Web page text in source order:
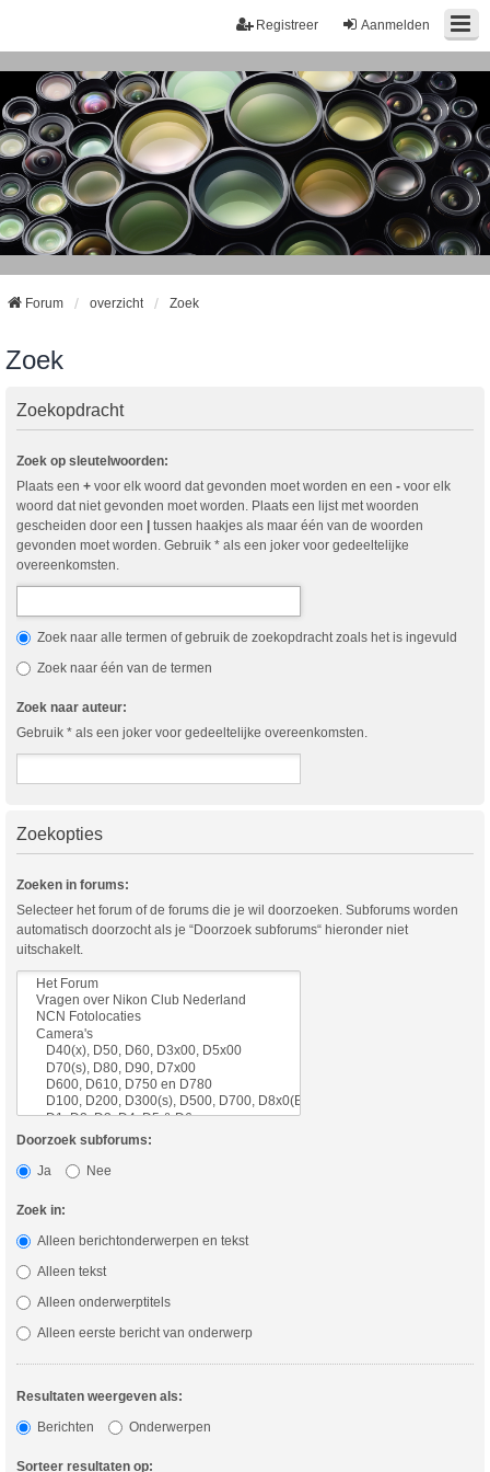
Aanmelden
Registreer
Forum overzicht Zoek
Zoek
Zoekopdracht
Zoek op sleutelwoorden:
Plaats een + voor elk woord dat gevonden moet worden en een - voor elk
woord dat niet gevonden moet worden. Plaats een lijst met woorden
gescheiden door een | tussen haakjes als maar één van de woorden
gevonden moet worden. Gebruik * als een joker voor gedeeltelijke
overeenkomsten.
Zoek naar alle termen of gebruik de zoekopdracht zoals het is ingevuld
Zoek naar één van de termen
Zoek naar auteur:
Gebruik * als een joker voor gedeeltelijke overeenkomsten.
Zoekopties
Zoeken in forums:
Selecteer het forum of de forums die je wil doorzoeken. Subforums worden
automatisch doorzocht als je “Doorzoek subforums“ hieronder niet
uitschakelt.
Doorzoek subforums:
Ja
Nee
Zoek in:
Alleen berichtonderwerpen en tekst
Alleen tekst
Alleen onderwerptitels
Alleen eerste bericht van onderwerp
Resultaten weergeven als:
Berichten
Onderwerpen
Sorteer resultaten op: